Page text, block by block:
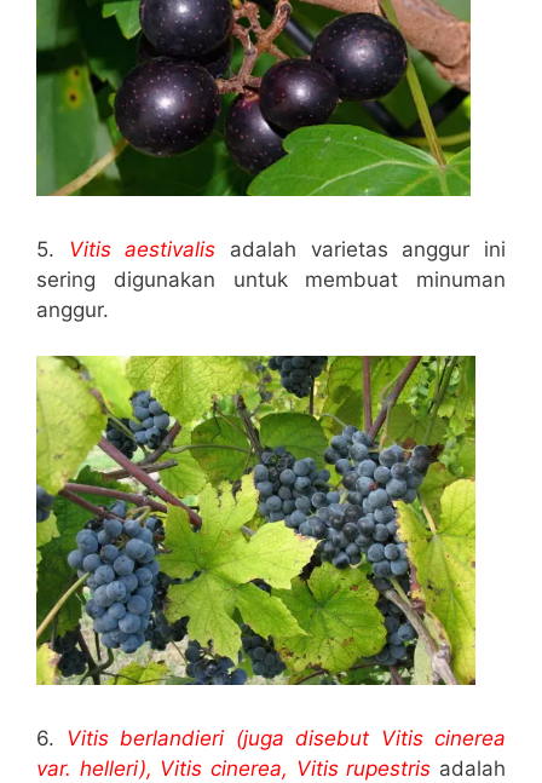
5. Vitis aestivalis adalah varietas anggur ini
sering digunakan untuk membuat minuman
anggur.
6. Vitis berlandieri (juga disebut Vitis cinerea
var. helleri), Vitis cinerea, Vitis rupestris adalah